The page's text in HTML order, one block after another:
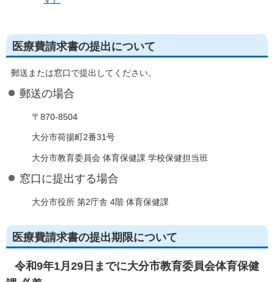
医療費請求書の提出について
郵送または窓口で提出してください。
郵送の場合
〒870-8504
大分市荷揚町2番31号
大分市教育委員会 体育保健課 学校保健担当班
窓口に提出する場合
大分市役所 第2庁舎 4階 体育保健課
医療費請求書の提出期限について
令和9年1月29日までに大分市教育委員会体育保健